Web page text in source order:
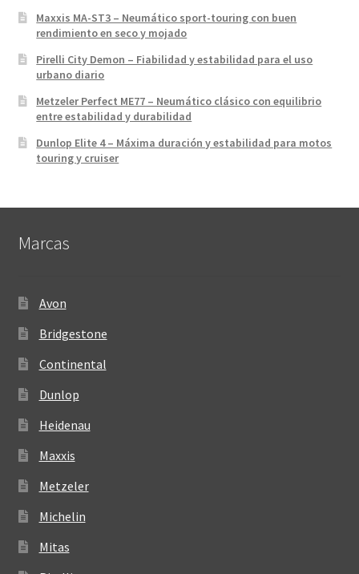
Maxxis MA-ST3 – Neumático sport-touring con buen
rendimiento en seco y mojado
Pirelli City Demon – Fiabilidad y estabilidad para el uso
urbano diario
Metzeler Perfect ME77 – Neumático clásico con equilibrio
entre estabilidad y durabilidad
Dunlop Elite 4 – Máxima duración y estabilidad para motos
touring y cruiser
Marcas
Avon
Bridgestone
Continental
Dunlop
Heidenau
Maxxis
Metzeler
Michelin
Mitas